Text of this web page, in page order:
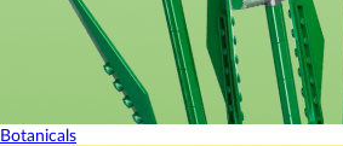
Botanicals